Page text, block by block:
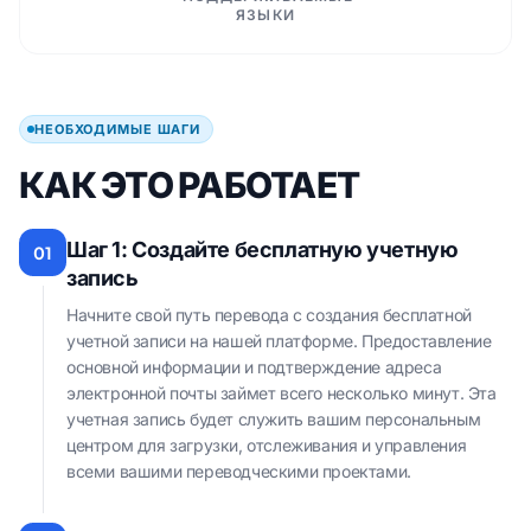
ЯЗЫКИ
НЕОБХОДИМЫЕ ШАГИ
КАК ЭТО РАБОТАЕТ
01
Шаг 1: Создайте бесплатную учетную
запись
Начните свой путь перевода с создания бесплатной
учетной записи на нашей платформе. Предоставление
основной информации и подтверждение адреса
электронной почты займет всего несколько минут. Эта
учетная запись будет служить вашим персональным
центром для загрузки, отслеживания и управления
всеми вашими переводческими проектами.